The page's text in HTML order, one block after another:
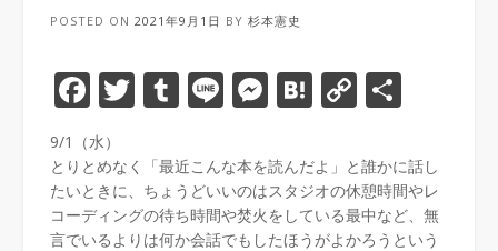
POSTED ON 2021年9月1日 BY 杉本憲史
Facebook
Twitter
Tumblr
LineMessenger
Hatena
Copy
9/1（水）
とりとめなく「最近こんな本を読んだよ」と誰かに話し
たいときに、ちょうどいいのはスタジオの休憩時間やレ
コーディングの待ち時間や焚火をしている最中など、無
言でいるよりは何か会話でもしたほうがよかろうという